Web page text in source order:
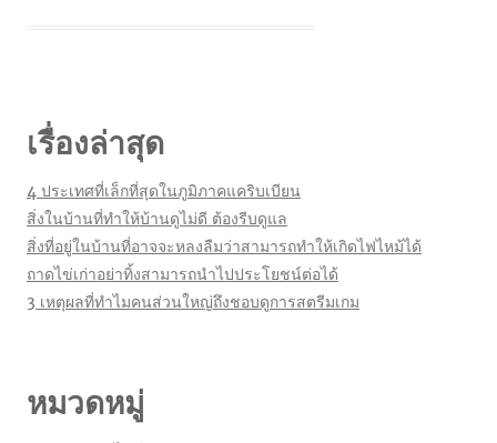
เรื่องล่าสุด
4 ประเทศที่เล็กที่สุดในภูมิภาคแคริบเบียน
สิ่งในบ้านที่ทำให้บ้านดูไม่ดี ต้องรีบดูแล
สิ่งที่อยู่ในบ้านที่อาจจะหลงลืมว่าสามารถทำให้เกิดไฟไหม้ได้
ถาดไข่เก่าอย่าทิ้งสามารถนำไปประโยชน์ต่อได้
3 เหตุผลที่ทำไมคนส่วนใหญ่ถึงชอบดูการสตรีมเกม
หมวดหมู่